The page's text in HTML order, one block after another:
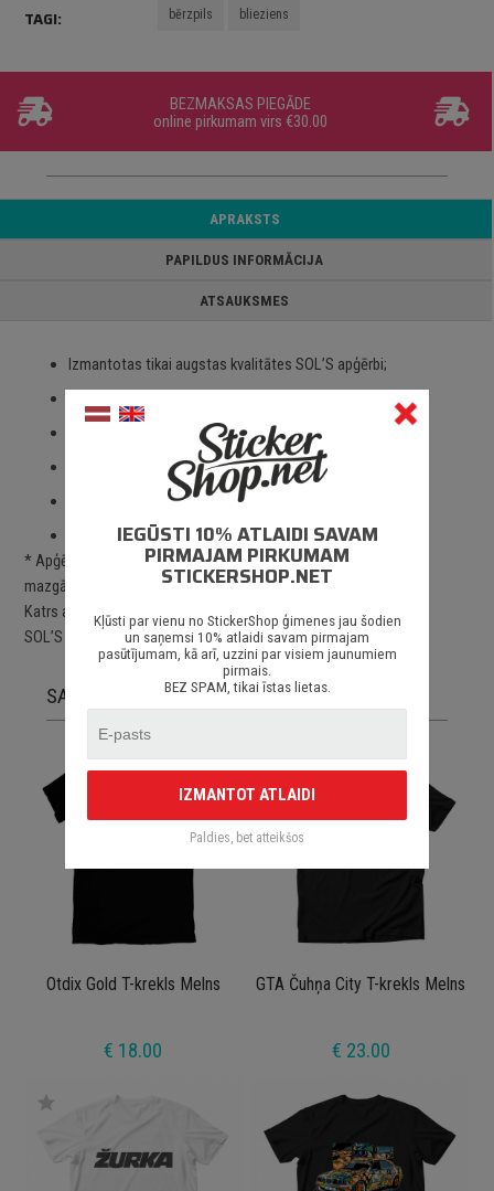
TAGI: bērzpils blieziens
BEZMAKSAS PIEGĀDE
online pirkumam virs €30.00
APRAKSTS
PAPILDUS INFORMĀCIJA
ATSAUKSMES
Izmantotas tikai augstas kvalitātes SOL’S apģērbi;
Paredzēts visa veida apdrukai un izšūšanai;
2 – 3 gadu drukas noturība *;
Kvalitatīva un profesionāla apdruka;
Piegāde Latvijā un citviet pasaulē.
* Apģērbu ilgstošai drukas noturībai jāievēro tam paredzētos
mazgāšanas, žāvēšanas un lietošanas nosacījumus.
Katrs apģērbs ir apdrukāts pēc pasūtījuma uz augstas kvalītātes
SOL’S apģērbiem.
SAISTĪTĀS PRECES
Otdix Gold T-krekls Melns
€ 18.00
GTA Čuhņa City T-krekls Melns
€ 23.00
star
IEGŪSTI 10% ATLAIDI SAVAM
PIRMAJAM PIRKUMAM
STICKERSHOP.NET
Kļūsti par vienu no StickerShop ģimenes jau šodien
un saņemsi 10% atlaidi savam pirmajam
pasūtījumam, kā arī, uzzini par visiem jaunumiem
pirmais.
BEZ SPAM, tikai īstas lietas.
IZMANTOT ATLAIDI
Paldies, bet atteikšos